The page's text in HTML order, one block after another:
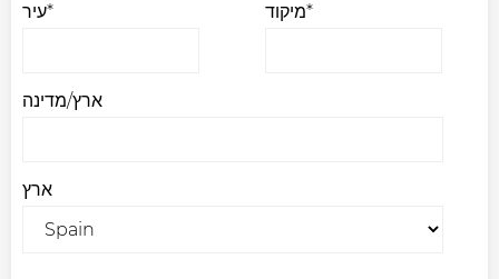
עיר* מיקוד*
ארץ/מדינה
ארץ